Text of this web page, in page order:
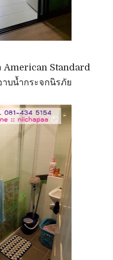
Standard
บน้ำกระจกนิรภัย